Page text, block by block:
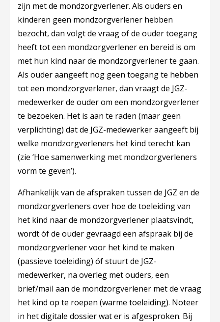
zijn met de mondzorgverlener. Als ouders en
kinderen geen mondzorgverlener hebben
bezocht, dan volgt de vraag of de ouder toegang
heeft tot een mondzorgverlener en bereid is om
met hun kind naar de mondzorgverlener te gaan.
Als ouder aangeeft nog geen toegang te hebben
tot een mondzorgverlener, dan vraagt de JGZ-
medewerker de ouder om een mondzorgverlener
te bezoeken. Het is aan te raden (maar geen
verplichting) dat de JGZ-medewerker aangeeft bij
welke mondzorgverleners het kind terecht kan
(zie ‘Hoe samenwerking met mondzorgverleners
vorm te geven’).
Afhankelijk van de afspraken tussen de JGZ en de
mondzorgverleners over hoe de toeleiding van
het kind naar de mondzorgverlener plaatsvindt,
wordt óf de ouder gevraagd een afspraak bij de
mondzorgverlener voor het kind te maken
(passieve toeleiding) óf stuurt de JGZ-
medewerker, na overleg met ouders, een
brief/mail aan de mondzorgverlener met de vraag
het kind op te roepen (warme toeleiding). Noteer
in het digitale dossier wat er is afgesproken. Bij